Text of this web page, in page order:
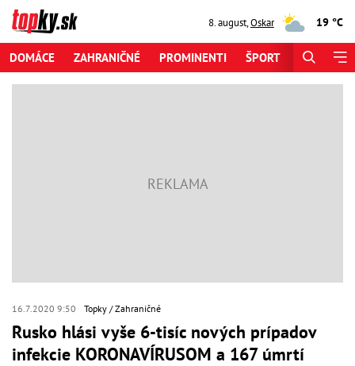
8. august,Oskar 19 °C
DOMÁCE ZAHRANIČNÉ PROMINENTI ŠPORT
16.7.2020 9:50 Topky Zahraničné
Rusko hlási vyše 6-tisíc nových prípadov
infekcie KORONAVÍRUSOM a 167 úmrtí